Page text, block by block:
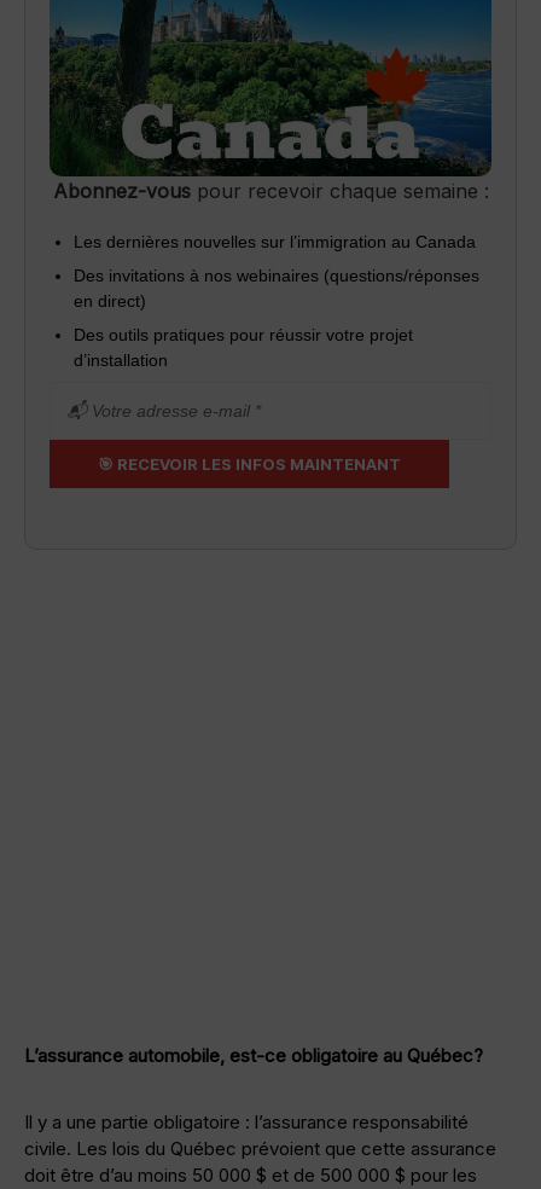
Abonnez-vouspour recevoir chaque semaine :
Les dernières nouvelles sur l’immigration au Canada
Des invitations à nos webinaires (questions/réponses
en direct)
Des outils pratiques pour réussir votre projet
d’installation
L’assurance automobile, est-ce obligatoire au Québec?
Il y a une partie obligatoire : l’assurance responsabilité
civile. Les lois du Québec prévoient que cette assurance
doit être d’au moins 50 000 $ et de 500 000 $ pour les